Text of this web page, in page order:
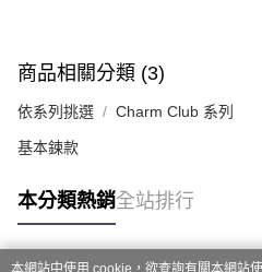
商品相關分類 (3)
依系列挑選 Charm Club 系列
基本鍊款
本分類熱銷全站排行
本網站中使用 cookie，欲查詢有關本網站